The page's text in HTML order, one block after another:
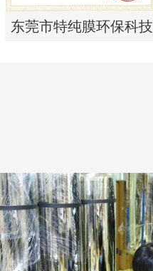
东莞市特纯膜环保科技
有限公司营业执照